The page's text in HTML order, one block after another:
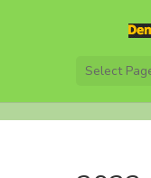
Select